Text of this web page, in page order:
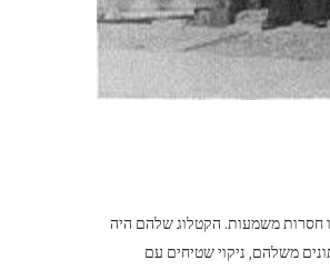
חסרות משמעות. הקטלוג שלהם היה
משלהם, ניקוי שטיחים עם